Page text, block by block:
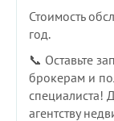
Стоимость
год.
📞 Оставьте
брокерам и
специалиста!
агентству